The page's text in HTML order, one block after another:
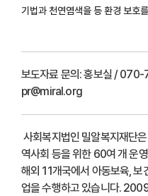
기법과 천연염색을 등 환경 보호
보도자료 문의:홍보실 /
pr@miral.org
사회복지법인 밀알복지재단
역사회 등을 위한 60여 개 운
해외 11개국에서 아동보육,
업을 수행하고 있습니다.